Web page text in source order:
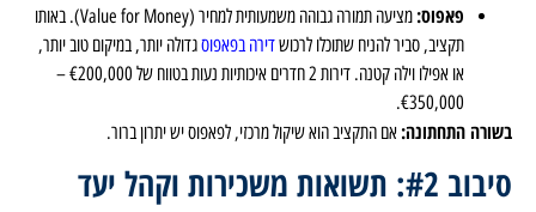
פאפוס:
מציעה תמורה גבוהה משמעותית למחיר (Value for Money). באותו
תקציב, סביר להניח שתוכלו לרכושדירה בפאפוסגדולה יותר, במיקום טוב יותר,
או אפילו וילה קטנה. דירות 2 חדרים איכותיות נעות בטווח של €200,000 –
€350,000.
בשורה התחתונה:אם התקציב הוא שיקול מרכזי, לפאפוס יש יתרון ברור.
סיבוב #2: תשואות משכירות וקהל יעד